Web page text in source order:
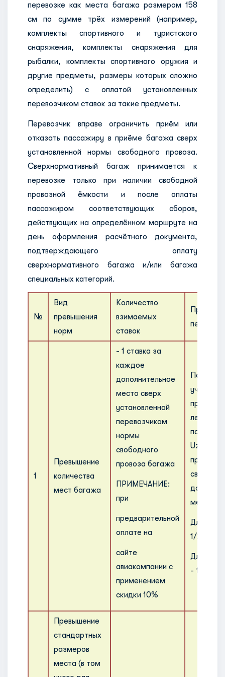
перевозке как места багажа размером 158
см по сумме трёх измерений (например,
комплекты спортивного и туристского
снаряжения, комплекты снаряжения для
рыбалки, комплекты спортивного оружия и
другие предметы, размеры которых сложно
определить) с оплатой установленных
перевозчиком ставок за такие предметы.
Перевозчик вправе ограничить приём или
отказать пассажиру в приёме багажа сверх
установленной нормы свободного провоза.
Сверхнормативный багаж принимается к
перевозке только при наличии свободной
провозной ёмкости и после оплаты
пассажиром соответствующих сборов,
действующих на определённом маршруте на
день оформления расчётного документа,
подтверждающего оплату
сверхнормативного багажа и/или багажа
специальных категорий.
№
Вид
превышения
норм
Количество
взимаемых
ставок
Правила
1
Превышение
количества
мест багажа
- 1 ставка за
каждое
дополнительное
место сверх
установленной
перевозчиком
нормы
свободного
провоза багажа
ПРИМЕЧАНИЕ:
при
предварительной
оплате на
сайте
авиакомпании с
применением
скидки 10%
право на
места
Для
1/23;
Для
- 1/32.
Превышение
стандартных
размеров
места (в том